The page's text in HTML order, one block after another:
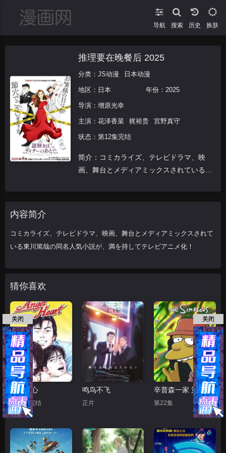
导航 搜索 换肤
推理要在晚餐后 2025
分类： JS动漫 日本动漫
地区： 日本 年份： 2025
导演： 增原光幸
主演： 花泽香菜 梶裕贵 宫野真守
状态：第12集完结
简介：コミカライズ、テレビドラマ、映
画、舞台とメディアミックスされている東
内容简介
コミカライズ、テレビドラマ、映画、舞台とメディアミックスされて
いる東川篤哉の同名人気小説が、満を持してテレビアニメ化！
猜你喜欢
天使之心
第50集完结
鸣鸟不飞
正片
辛普森一家 第十五季
第22集
关闭 关闭